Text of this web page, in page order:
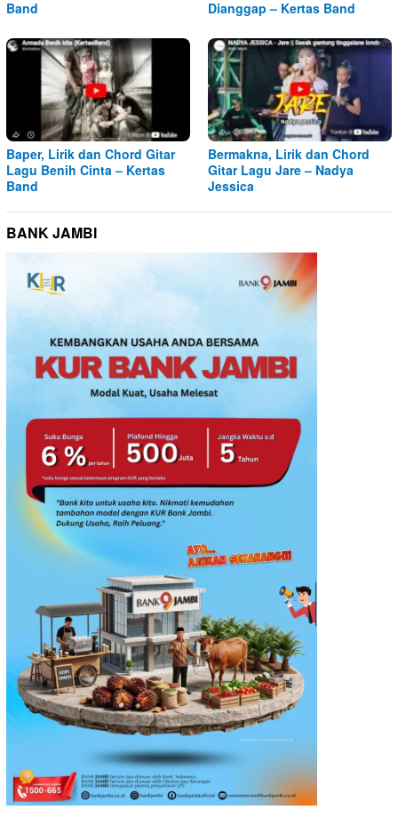
Band
Dianggap – Kertas Band
Baper, Lirik dan Chord Gitar
Lagu Benih Cinta – Kertas
Band
Bermakna, Lirik dan Chord
Gitar Lagu Jare – Nadya
Jessica
BANK JAMBI